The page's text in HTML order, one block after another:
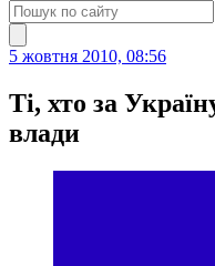
5 жовтня 2010, 08:56
Ті, хто за
влади